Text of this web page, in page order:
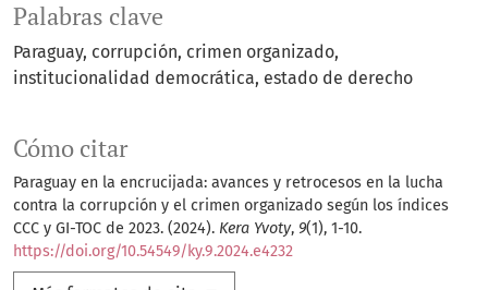
Palabras clave
Paraguay corrupción crimen organizado
institucionalidad democrática estado de derecho
Cómo citar
Paraguay en la encrucijada: avances y retrocesos en la lucha
contra la corrupción y el crimen organizado según los índices
CCC y GI-TOC de 2023. (2024). Kera Yvoty, 9(1), 1-10.
https://doi.org/10.54549/ky.9.2024.e4232